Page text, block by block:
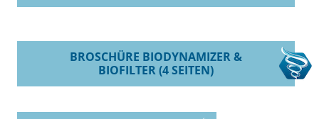
BROSCHÜRE BIODYNAMIZER &
BIOFILTER (4 SEITEN)